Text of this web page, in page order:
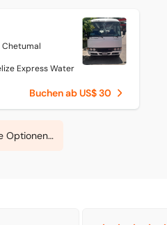
Chetumal
Express Water
Buchen ab US$ 30
Optionen ansehen